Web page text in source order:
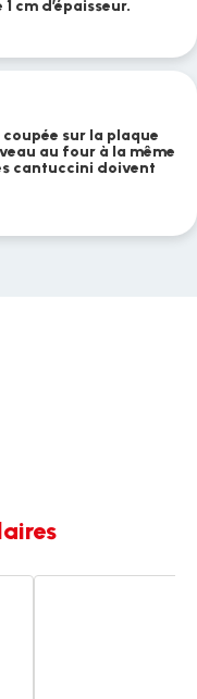
cm d’épaisseur.
sur la plaque
au four à la même
cantuccini doivent